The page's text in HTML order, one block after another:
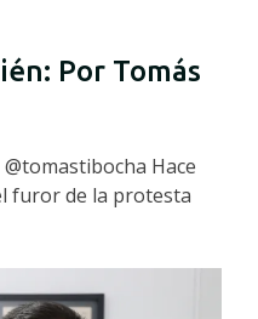
Por Tomás
Hace
furor de la protesta